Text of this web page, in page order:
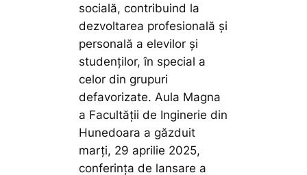
socială, contribuind la
dezvoltarea profesională și
personală a elevilor și
studenților, în special a
celor din grupuri
defavorizate. Aula Magna
a Facultății de Inginerie din
Hunedoara a găzduit
marți, 29 aprilie 2025,
conferința de lansare a